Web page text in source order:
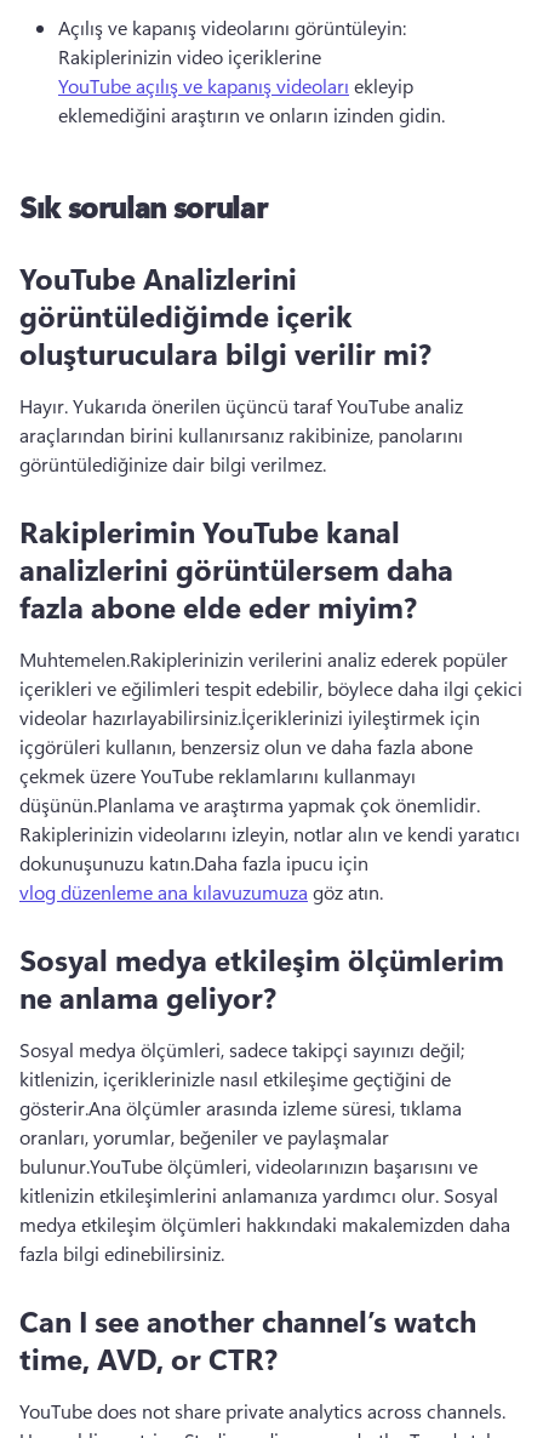
Açılış ve kapanış videolarını görüntüleyin:
Rakiplerinizin video içeriklerine
YouTube açılış ve kapanış videoları ekleyip
eklemediğini araştırın ve onların izinden gidin.
Sık sorulan sorular
YouTube Analizlerini
görüntülediğimde içerik
oluşturuculara bilgi verilir mi?
Hayır. Yukarıda önerilen üçüncü taraf YouTube analiz
araçlarından birini kullanırsanız rakibinize, panolarını
görüntülediğinize dair bilgi verilmez.
Rakiplerimin YouTube kanal
analizlerini görüntülersem daha
fazla abone elde eder miyim?
Muhtemelen.Rakiplerinizin verilerini analiz ederek popüler
içerikleri ve eğilimleri tespit edebilir, böylece daha ilgi çekici
videolar hazırlayabilirsiniz.İçeriklerinizi iyileştirmek için
içgörüleri kullanın, benzersiz olun ve daha fazla abone
çekmek üzere YouTube reklamlarını kullanmayı
düşünün.Planlama ve araştırma yapmak çok önemlidir.
Rakiplerinizin videolarını izleyin, notlar alın ve kendi yaratıcı
dokunuşunuzu katın.Daha fazla ipucu için
vlog düzenleme ana kılavuzumuza göz atın.
Sosyal medya etkileşim ölçümlerim
ne anlama geliyor?
Sosyal medya ölçümleri, sadece takipçi sayınızı değil;
kitlenizin, içeriklerinizle nasıl etkileşime geçtiğini de
gösterir.Ana ölçümler arasında izleme süresi, tıklama
oranları, yorumlar, beğeniler ve paylaşmalar
bulunur.YouTube ölçümleri, videolarınızın başarısını ve
kitlenizin etkileşimlerini anlamanıza yardımcı olur. Sosyal
medya etkileşim ölçümleri hakkındaki makalemizden daha
fazla bilgi edinebilirsiniz.
Can I see another channel’s watch
time, AVD, or CTR?
YouTube does not share private analytics across channels.